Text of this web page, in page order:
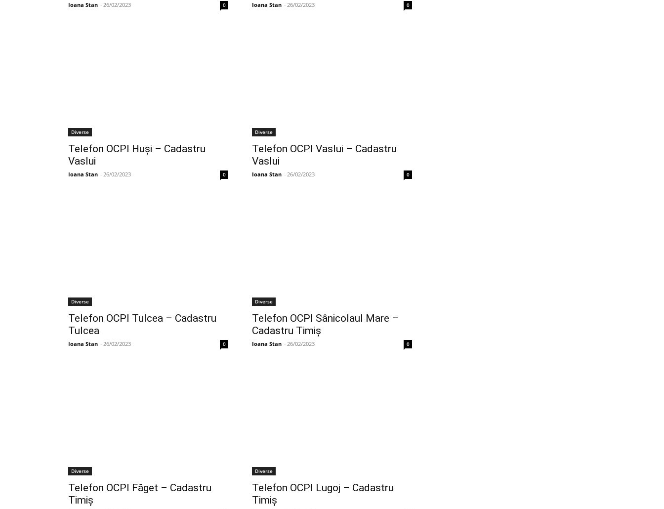
Ioana Stan - 26/02/2023 0 Ioana Stan - 26/02/2023 0
Diverse
Telefon OCPI Huşi – Cadastru
Vaslui
Ioana Stan - 26/02/2023 0
Diverse
Telefon OCPI Vaslui – Cadastru
Vaslui
Ioana Stan - 26/02/2023 0
Diverse
Telefon OCPI Tulcea – Cadastru
Tulcea
Ioana Stan - 26/02/2023 0
Diverse
Telefon OCPI Sânicolaul Mare –
Cadastru Timiş
Ioana Stan - 26/02/2023 0
Diverse
Telefon OCPI Făget – Cadastru
Timiş
Diverse
Telefon OCPI Lugoj – Cadastru
Timiş